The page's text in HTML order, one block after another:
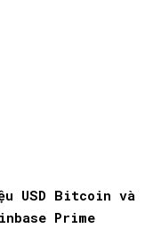
USD Bitcoin và
Prime